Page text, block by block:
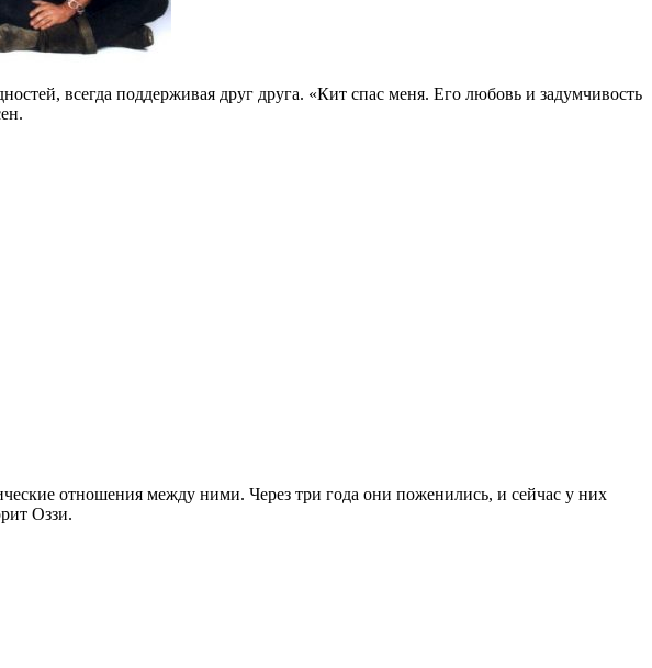
всегда поддерживая друг друга. «Кит спас меня. Его любовь и задумчивость
отношения между ними. Через три года они поженились, и сейчас у них
Оззи.